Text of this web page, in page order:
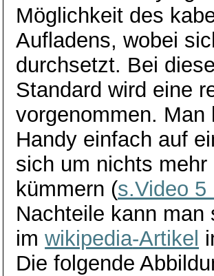
Möglichkeit des
Aufladens, wobei
durchsetzt. Bei
Standard wird eine
vorgenommen. Man
Handy einfach auf
sich um nichts mehr
kümmern (s.Video 5
Nachteile kann man
imwikipedia-Artikel
Die folgende